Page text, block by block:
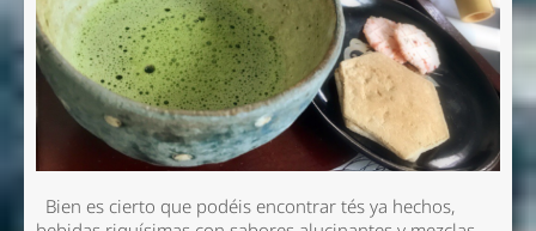
Bien es cierto que podéis encontrar tés ya hechos,